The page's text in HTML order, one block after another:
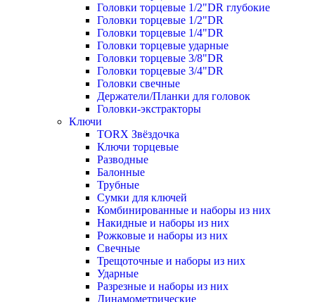
Головки торцевые 1/2"DR глубокие
Головки торцевые 1/2"DR
Головки торцевые 1/4"DR
Головки торцевые ударные
Головки торцевые 3/8"DR
Головки торцевые 3/4"DR
Головки свечные
Держатели/Планки для головок
Головки-экстракторы
Ключи
TORX Звёздочка
Ключи торцевые
Разводные
Балонные
Трубные
Сумки для ключей
Комбинированные и наборы из них
Накидные и наборы из них
Рожковые и наборы из них
Свечные
Трещоточные и наборы из них
Ударные
Разрезные и наборы из них
Динамометрические